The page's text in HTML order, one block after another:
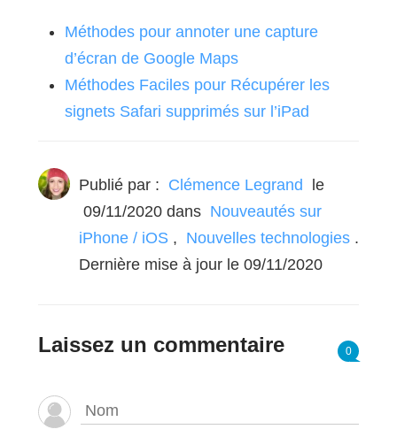
Méthodes pour annoter une capture
d’écran de Google Maps
Méthodes Faciles pour Récupérer les
signets Safari supprimés sur l’iPad
Publié par : Clémence Legrand le
09/11/2020dans Nouveautés sur
iPhone / iOS , Nouvelles technologies .
Dernière mise à jour le 09/11/2020
Laissez un commentaire 0